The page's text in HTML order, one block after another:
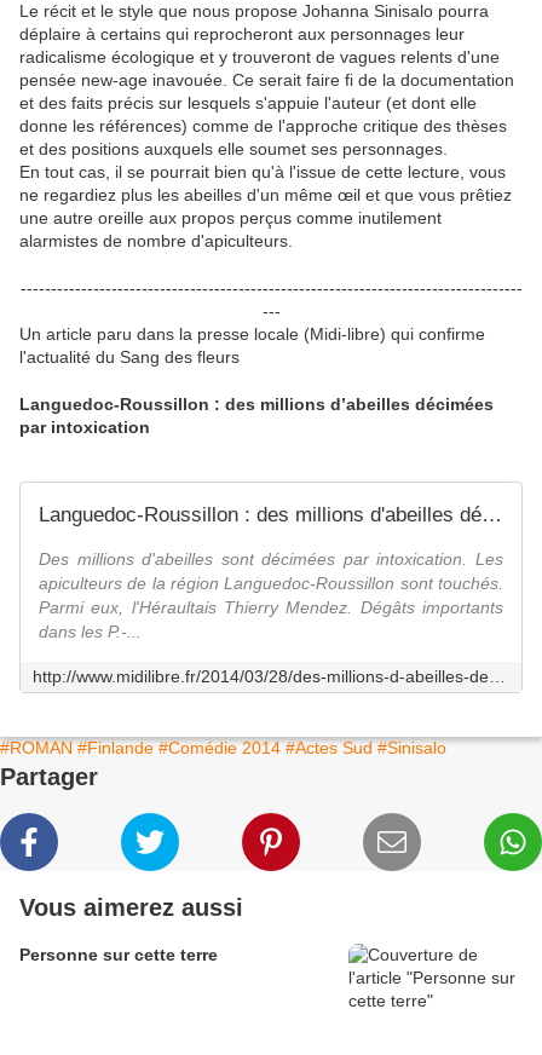
Le récit et le style que nous propose Johanna Sinisalo pourra
déplaire à certains qui reprocheront aux personnages leur
radicalisme écologique et y trouveront de vagues relents d'une
pensée new-age inavouée. Ce serait faire fi de la documentation
et des faits précis sur lesquels s'appuie l'auteur (et dont elle
donne les références) comme de l'approche critique des thèses
et des positions auxquels elle soumet ses personnages.
En tout cas, il se pourrait bien qu'à l'issue de cette lecture, vous
ne regardiez plus les abeilles d'un même œil et que vous prêtiez
une autre oreille aux propos perçus comme inutilement
alarmistes de nombre d'apiculteurs.
-----------------------------------------------------------------------------------
---
Un article paru dans la presse locale (Midi-libre) qui confirme
l'actualité du Sang des fleurs
Languedoc-Roussillon : des millions d’abeilles décimées
par intoxication
Languedoc-Roussillon : des millions d'abeilles décimées par intoxication
Des millions d'abeilles sont décimées par intoxication. Les
apiculteurs de la région Languedoc-Roussillon sont touchés.
Parmi eux, l'Héraultais Thierry Mendez. Dégâts importants
dans les P.-...
#ROMAN #Finlande #Comédie 2014 #Actes Sud #Sinisalo
Partager
Vous aimerez aussi
Personne sur cette terre